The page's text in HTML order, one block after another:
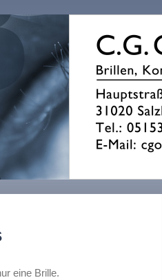
eine Brille.